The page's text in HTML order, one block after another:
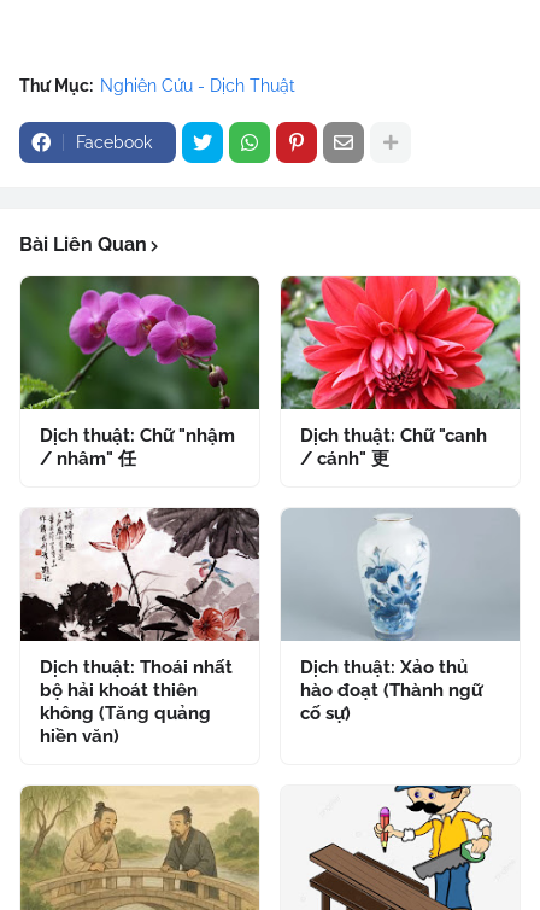
Thư Mục: Nghiên Cứu - Dịch Thuật
Facebook
Bài Liên Quan
Dịch thuật: Chữ "nhậm
/ nhâm" 任
Dịch thuật: Chữ "canh
/ cánh" 更
Dịch thuật: Thoái nhất
bộ hải khoát thiên
không (Tăng quảng
hiền văn)
Dịch thuật: Xảo thủ
hào đoạt (Thành ngữ
cố sự)